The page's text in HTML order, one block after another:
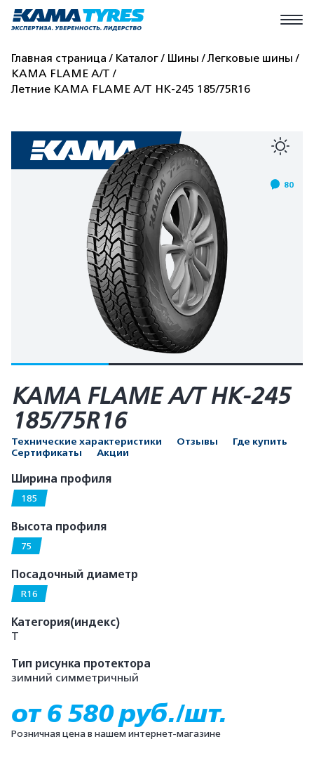
Главная страница Каталог Шины
Легковые шины
КАМА FLAME A/T
Летние КАМА FLAME A/T HK-245 185/75R16
80
КАМА FLAME A/T HK-245
185/75R16
Технические характеристики Отзывы
Где купить
Сертификаты
Акции
Ширина профиля
185
Высота профиля
75
Посадочный диаметр
R16
Категория(индекс)
T
Тип рисунка протектора
зимний симметричный
от 6 580 руб./шт.
Розничная цена в нашем интернет-магазине